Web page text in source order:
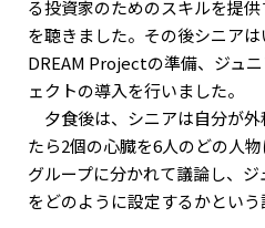
る投資家のためのスキルを提
を聴きました。その後シニア
DREAM Projectの準備、ジュ
ェクトの導入を行いました。
夕食後は、シニアは自分が
たら2個の心臓を6人のどの人
グループに分かれて議論し、
をどのように設定するかとい